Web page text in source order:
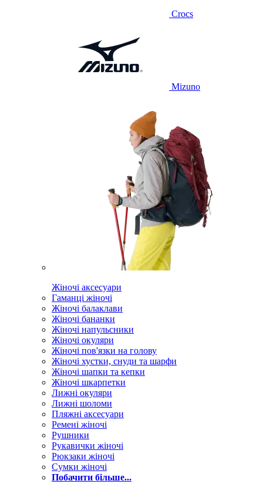
Crocs
Mizuno
Жіночі аксесуари
Гаманці жіночі
Жіночі балаклави
Жіночі бананки
Жіночі напульсники
Жіночі окуляри
Жіночі пов'язки на голову
Жіночі хустки, снуди та шарфи
Жіночі шапки та кепки
Жіночі шкарпетки
Лижні окуляри
Лижні шоломи
Пляжні аксесуари
Ремені жіночі
Рушники
Рукавички жіночі
Рюкзаки жіночі
Сумки жіночі
Побачити більше...